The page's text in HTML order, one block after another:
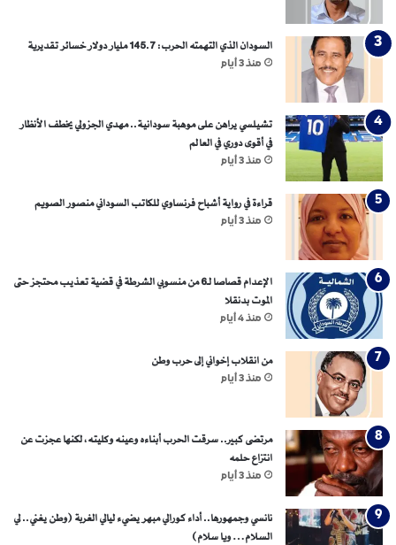
السودان الذي التهمته الحرب: 145.7 مليار دولار خسائر تقديرية
منذ 3 أيام
تشيلسي يراهن على موهبة سودانية.. مهدي الجزولي يخطف الأنظار
في أقوى دوري في العالم
منذ 3 أيام
قراءة في رواية أشباح فرنساوي للكاتب السوداني منصور الصويم
منذ 3 أيام
الإعدام قصاصا لـ6 من منسوبي الشرطة في قضية تعذيب محتجز حتى
الموت بدنقلا
منذ 4 أيام
من انقلاب إخواني إلى حرب وطن
منذ 3 أيام
مرتضى كبير.. سرقت الحرب أبناءه وعينه وكليته، لكنها عجزت عن
انتزاع حلمه
منذ 3 أيام
نانسي وجمهورها.. أداء كورالي مبهر يضيء ليالي الغربة (وطن يغني.. لي
السلام… ويا سلام)